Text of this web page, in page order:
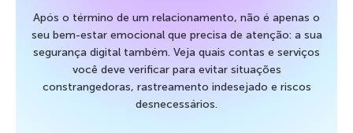
Após o término de um relacionamento, não é apenas o
seu bem-estar emocional que precisa de atenção: a sua
segurança digital também. Veja quais contas e serviços
você deve verificar para evitar situações
constrangedoras, rastreamento indesejado e riscos
desnecessários.